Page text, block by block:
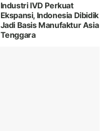
Industri IVD Perkuat
Ekspansi, Indonesia Dibidik
Jadi Basis Manufaktur Asia
Tenggara